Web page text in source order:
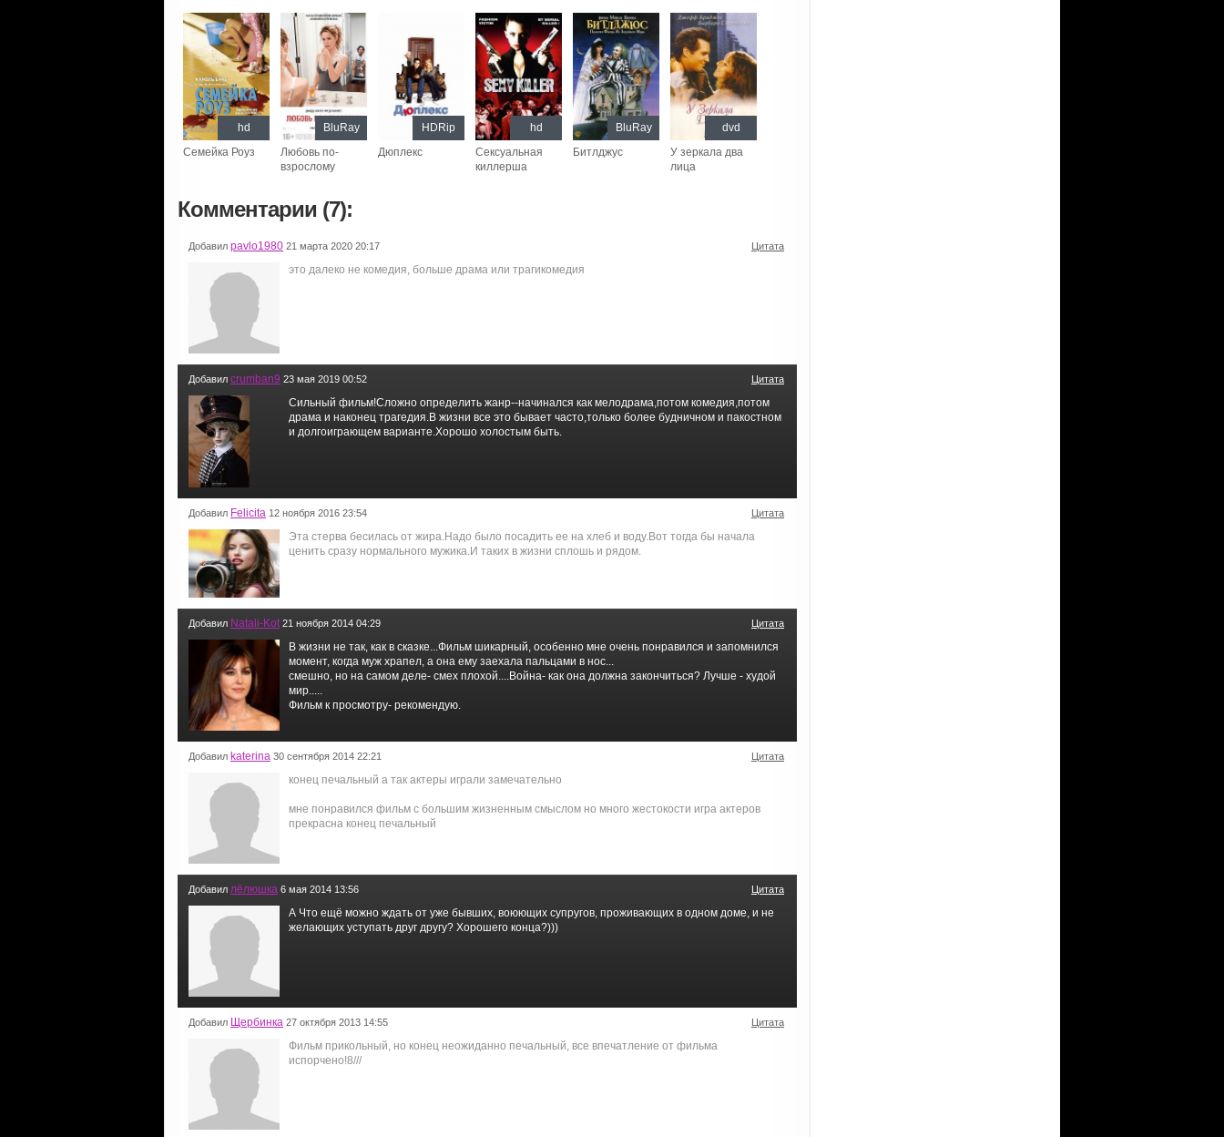
Семейка Роуз
hd
Любовь по-
взрослому
BluRay
Дюплекс
HDRip
Сексуальная
киллерша
hd
Битлджус
BluRay
У зеркала два
лица
dvd
Комментарии (7):
Добавил pavlo1980 21 марта 2020 20:17 Цитата
это далеко не комедия, больше драма или трагикомедия
Добавил crumban9 23 мая 2019 00:52 Цитата
Сильный фильм!Сложно определить жанр--начинался как мелодрама,потом комедия,потом
драма и наконец трагедия.В жизни все это бывает часто,только более будничном и пакостном
и долгоиграющем варианте.Хорошо холостым быть.
Добавил Felicita 12 ноября 2016 23:54 Цитата
Эта стерва бесилась от жира.Надо было посадить ее на хлеб и воду.Вот тогда бы начала
ценить сразу нормального мужика.И таких в жизни сплошь и рядом.
Добавил Natali-Kot 21 ноября 2014 04:29 Цитата
В жизни не так, как в сказке...Фильм шикарный, особенно мне очень понравился и запомнился
момент, когда муж храпел, а она ему заехала пальцами в нос...
смешно, но на самом деле- смех плохой....Война- как она должна закончиться? Лучше - худой
мир.....
Фильм к просмотру- рекомендую.
Добавил katerina 30 сентября 2014 22:21 Цитата
конец печальный а так актеры играли замечательно
мне понравился фильм с большим жизненным смыслом но много жестокости игра актеров
прекрасна конец печальный
Добавил лёлюшка 6 мая 2014 13:56 Цитата
А Что ещё можно ждать от уже бывших, воюющих супругов, проживающих в одном доме, и не
желающих уступать друг другу? Хорошего конца?)))
Добавил Щербинка 27 октября 2013 14:55 Цитата
Фильм прикольный, но конец неожиданно печальный, все впечатление от фильма
испорчено!8///